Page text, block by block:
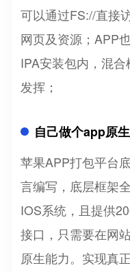
可以通过FS://直接
网页及资源；APP
IPA安装包内，混
发挥；
自己做个app原
苹果APP打包平台
言编写，底层框架
IOS系统，且提供
接口，只需要在网
原生能力。实现真